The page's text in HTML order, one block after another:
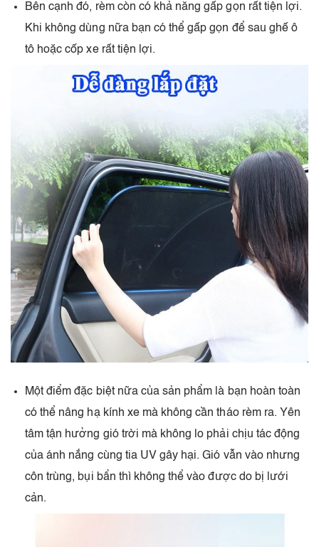
Bên cạnh đó, rèm còn có khả năng gấp gọn rất tiện lợi.
Khi không dùng nữa bạn có thể gấp gọn để sau ghế ô
tô hoặc cốp xe rất tiện lợi.
Một điểm đặc biệt nữa của sản phẩm là bạn hoàn toàn
có thể nâng hạ kính xe mà không cần tháo rèm ra. Yên
tâm tận hưởng gió trời mà không lo phải chịu tác động
của ánh nắng cùng tia UV gây hại. Gió vẫn vào nhưng
côn trùng, bụi bẩn thì không thể vào được do bị lưới
cản.